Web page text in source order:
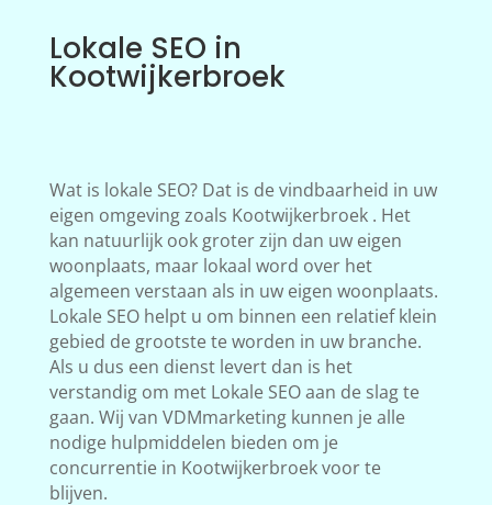
Lokale SEO in
Kootwijkerbroek
Wat is lokale SEO? Dat is de vindbaarheid in uw
eigen omgeving zoals Kootwijkerbroek . Het
kan natuurlijk ook groter zijn dan uw eigen
woonplaats, maar lokaal word over het
algemeen verstaan als in uw eigen woonplaats.
Lokale SEO helpt u om binnen een relatief klein
gebied de grootste te worden in uw branche.
Als u dus een dienst levert dan is het
verstandig om met Lokale SEO aan de slag te
gaan. Wij van VDMmarketing kunnen je alle
nodige hulpmiddelen bieden om je
concurrentie in Kootwijkerbroek voor te
blijven.